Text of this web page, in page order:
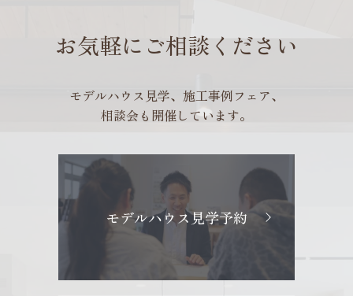
お気軽にご相談ください
モデルハウス見学、施工事例フェア、
相談会も開催しています。
モデルハウス見学予約